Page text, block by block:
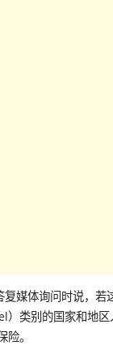
媒体询问时说，若
类别的国家和地
。